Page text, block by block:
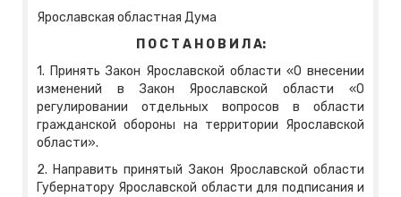
Ярославская областная Дума
П О С Т А Н О В И Л А:
1. Принять Закон Ярославской области «О внесении
изменений в Закон Ярославской области «О
регулировании отдельных вопросов в области
гражданской обороны на территории Ярославской
области».
2. Направить принятый Закон Ярославской области
Губернатору Ярославской области для подписания и